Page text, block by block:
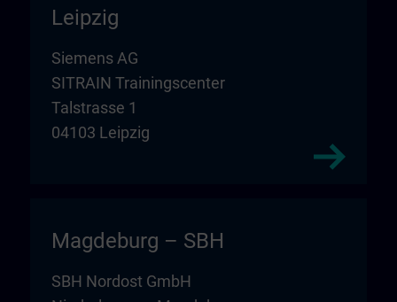
Leipzig
Siemens AG
SITRAIN Trainingscenter
Talstrasse 1
04103 Leipzig
Magdeburg – SBH
SBH Nordost GmbH